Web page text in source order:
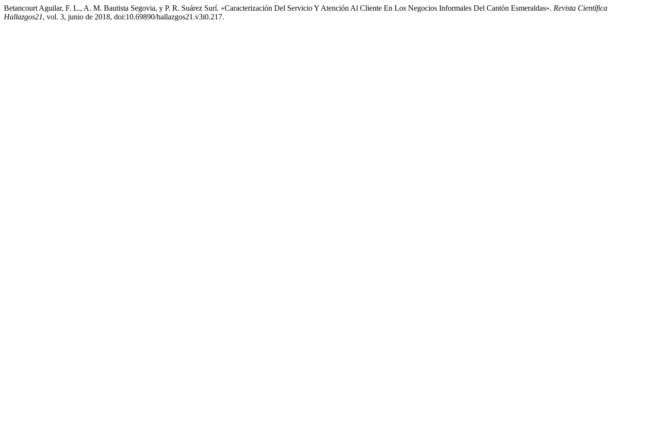
Betancourt Aguilar, F. L., A. M. Bautista Segovia, y P. R. Suárez Surí. «Caracterización Del Servicio Y Atención Al Cliente En Los Negocios Informales Del Cantón Esmeraldas». Revista Científica
Hallazgos21, vol. 3, junio de 2018, doi:10.69890/hallazgos21.v3i0.217.